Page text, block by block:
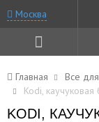
Москва
Главная Все
Kodi,
KODI,